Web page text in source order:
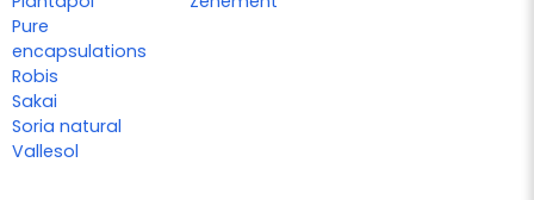
Pure
encapsulations
Robis
Sakai
Soria natural
Vallesol